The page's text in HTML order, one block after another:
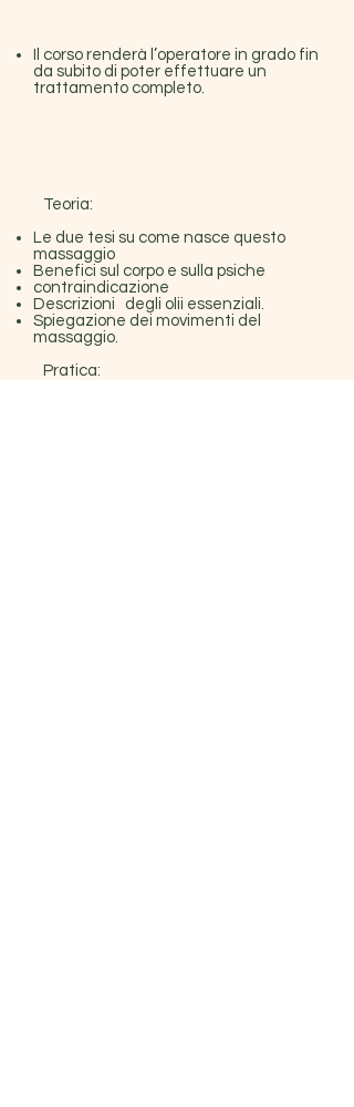
Il corso renderà l’operatore in grado fin
da subito di poter effettuare un
trattamento completo.
Teoria:
Le due tesi su come nasce questo
massaggio
Benefici sul corpo e sulla psiche
contraindicazione
Descrizioni degli olii essenziali.
Spiegazione dei movimenti del
massaggio.
Pratica: